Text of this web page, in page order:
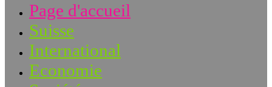
Page d'accueil
Suisse
International
Economie